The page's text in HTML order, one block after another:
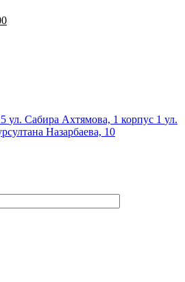
ул. Сабира Ахтямова, 1 корпус 1 ул.
Назарбаева, 10